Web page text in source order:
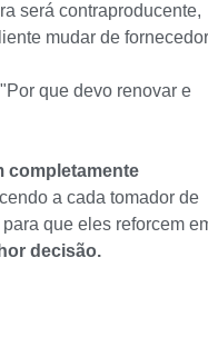
será contraproducente,
mudar de
que devo renovar e
completamente
a cada tomador de
que eles reforcem
decisão.